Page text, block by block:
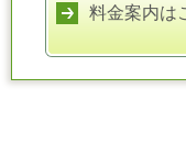
料金案内は